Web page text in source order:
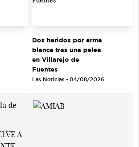
Dos heridos por arma
blanca tras una pelea
en Villarejo de
Fuentes
Las Noticias - 04/08/2026